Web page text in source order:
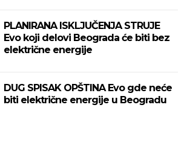
PLANIRANA ISKLJUČENJA STRUJE
Evo koji delovi Beograda će biti bez
električne energije
DUG SPISAK OPŠTINA Evo gde neće
biti električne energije u Beogradu